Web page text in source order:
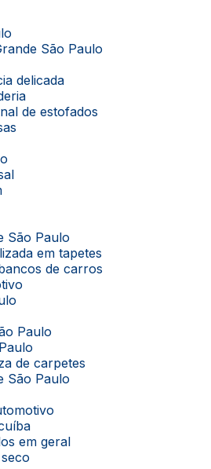
São Paulo
delicada
de estofados
São Paulo
em tapetes
de carros
Paulo
de carpetes
São Paulo
em geral